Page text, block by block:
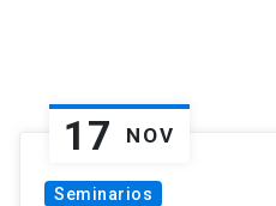
17 NOV
Seminarios